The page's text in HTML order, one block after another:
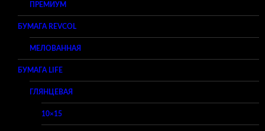
ПРЕМИУМ
БУМАГА REVCOL
МЕЛОВАННАЯ
БУМАГА LIFE
ГЛЯНЦЕВАЯ
10×15